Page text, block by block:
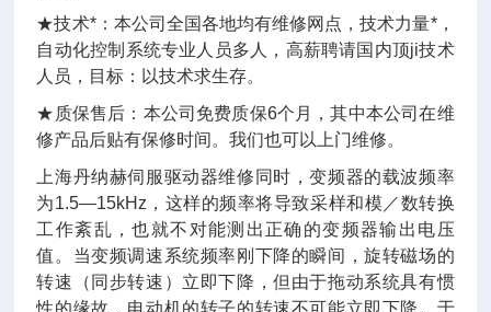
★技术*：本公司全国各地均有维修网点，技术力量*，
自动化控制系统专业人员多人，高薪聘请国内顶ji技术
人员，目标：以技术求生存。
★质保售后：本公司免费质保6个月，其中本公司在维
修产品后贴有保修时间。我们也可以上门维修。
上海丹纳赫伺服驱动器维修同时，变频器的载波频率
为1.5—15kHz，这样的频率将导致采样和模／数转换
工作紊乱，也就不对能测出正确的变频器输出电压
值。当变频调速系统频率刚下降的瞬间，旋转磁场的
转速（同步转速）立即下降，但由于拖动系统具有惯
性的缘故，电动机的转子的转速不可能立即下降。于